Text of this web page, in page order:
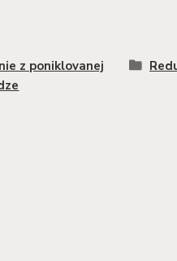
z poniklovanej